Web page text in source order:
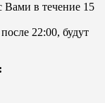
Вами в течение 15
22:00, будут